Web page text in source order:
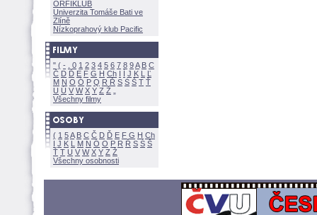
ORFIKLUB
Univerzita Tomáše Bati ve
Zlíně
Nízkoprahový klub Pacific
" ( - 0 1 2 3 4 5 6 7 8 9A B C
Č D Ď E F G H Ch I Í J K L
Ľ
M N O Ó P Q R Ř S Ś T Ť
U Ú V W X Y Z
Všechny filmy
( 1 5A B C Č D Ď E F G H Ch
I J K L M N Ó O P R Ř S Ś
Ť T U V W X Y Z
Všechny osobnosti